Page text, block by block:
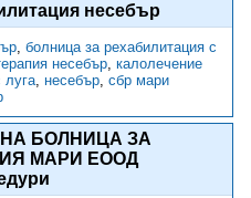
несебър
, болница за рехабилитация с
несебър, калолечение
луга, несебър, сбр мари
БОЛНИЦА ЗА
МАРИ ЕООД